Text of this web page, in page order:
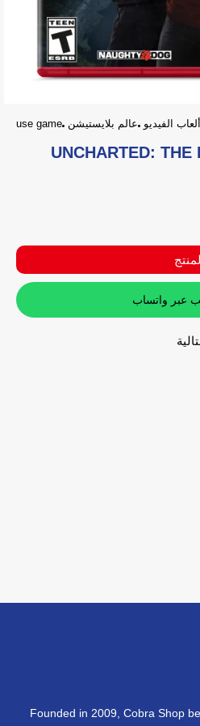
الفيديو عالم بلايستيشن use game
UNCHARTED:
عبر واتساب
Founded in 2009, Cobra Shop